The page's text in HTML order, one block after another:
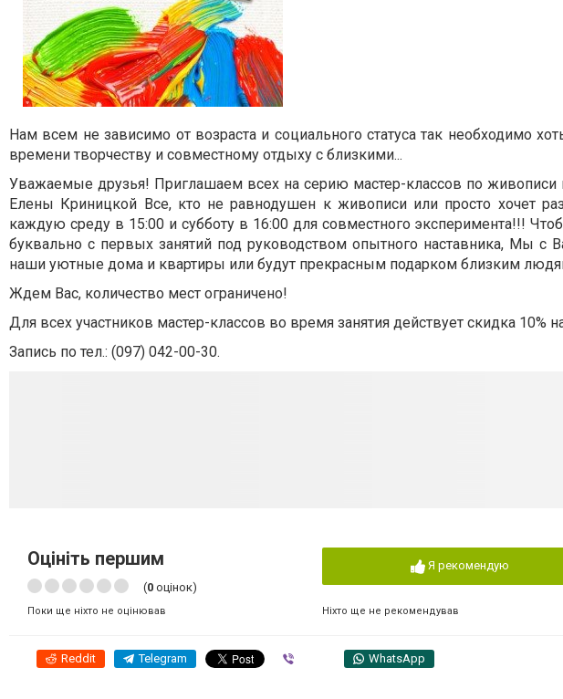
Нам всем не зависимо от возраста и социального статуса так необходимо
времени творчеству и совместному отдыху с близкими...
Уважаемые друзья! Приглашаем всех на серию мастер-классов по
Елены Криницкой Все, кто не равнодушен к живописи или просто хочет
каждую среду в 15:00 и субботу в 16:00 для совместного эксперимента!!!
буквально с первых занятий под руководством опытного наставника, Мы с
наши уютные дома и квартиры или будут прекрасным подарком близким
Ждем Вас, количество мест ограничено!
Для всех участников мастер-классов во время занятия действует скидка 10%
Запись по тел.: (097) 042-00-30.
Оцініть першим
(0 оцінок)
Поки ще ніхто не оцінював
Я рекомендую
Ніхто ще не рекомендував
Reddit Telegram WhatsApp